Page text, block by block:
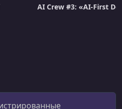
AI Crew #3: «AI-First